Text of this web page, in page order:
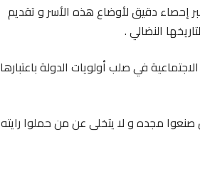
إحصاء دقيق لأوضاع هذه الأسر و تقديم
النضالي .
في صلب أولويات الدولة باعتبارها
مجده و لا يتخلى عن من حملوا رايته